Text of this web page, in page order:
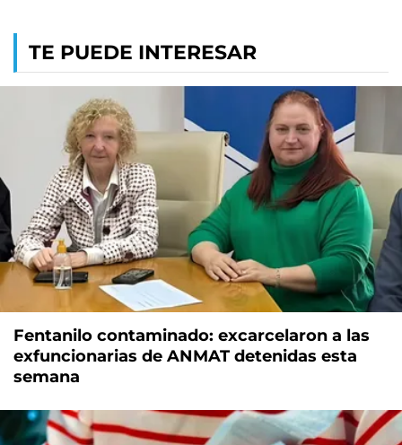
TE PUEDE INTERESAR
Fentanilo contaminado: excarcelaron a las
exfuncionarias de ANMAT detenidas esta
semana